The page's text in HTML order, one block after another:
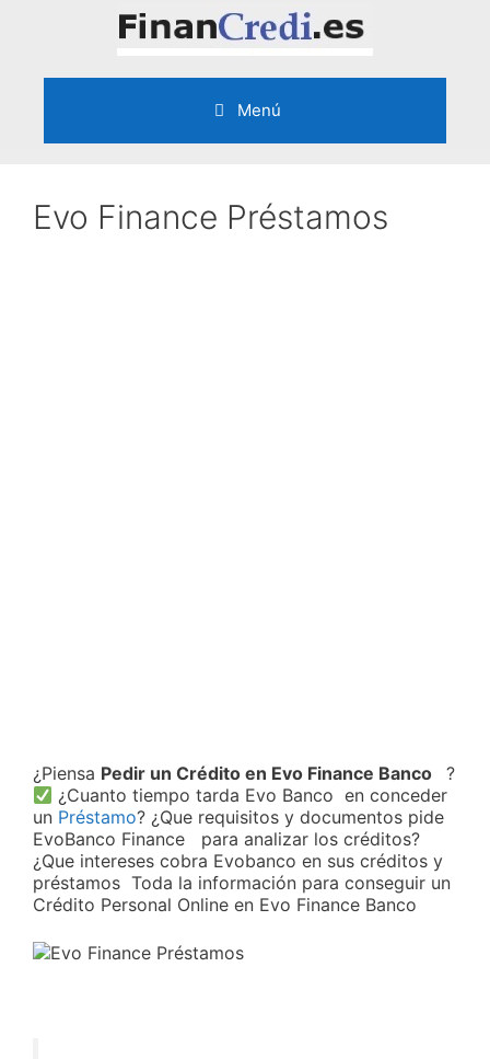
Menú
Evo Finance Préstamos
¿Piensa Pedir un Crédito en Evo Finance Banco
?
¿Cuanto tiempo tarda Evo Banco en conceder
un Préstamo? ¿Que requisitos y documentos pide
EvoBanco Finance para analizar los créditos?
¿Que intereses cobra Evobanco en sus créditos y
préstamos Toda la información para conseguir un
Crédito Personal Online en Evo Finance Banco